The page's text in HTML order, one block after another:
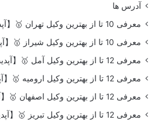
آدرس ها
معرفی 10 تا از بهترین وکیل تهران 🥇【آپدیت جدید】⚖️
معرفی 10 تا از بهترین وکیل شیراز 🥇【آپدیت جدید】⚖️
معرفی 12 تا از بهترین وکیل آمل 🥇【آپدیت جدید】⚖️
معرفی 12 تا از بهترین وکیل ارومیه 🥇【آپدیت جدید】⚖️
معرفی 12 تا از بهترین وکیل اصفهان 🥇【آپدیت جدید】⚖️
معرفی 12 تا از بهترین وکیل تبریز 🥇【آپدیت جدید】⚖️